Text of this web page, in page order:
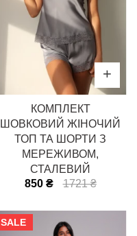
КОМПЛЕКТ
ШОВКОВИЙ ЖІНОЧИЙ
ТОП ТА ШОРТИ З
МЕРЕЖИВОМ,
СТАЛЕВИЙ
850 ₴
1721 ₴
SALE